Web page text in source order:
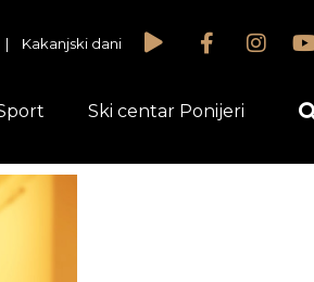
| Kakanjski dani
Ski centar Ponijeri